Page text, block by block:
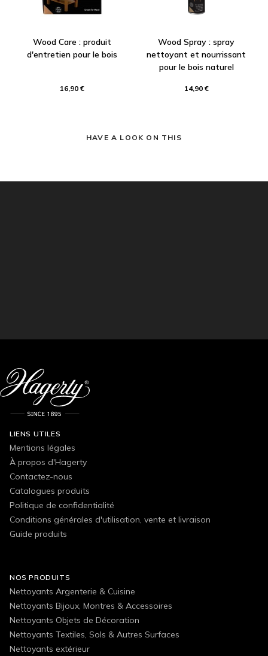
Wood Care : produit
d'entretien pour le bois
16,90 €
Wood Spray : spray
nettoyant et nourrissant
pour le bois naturel
14,90 €
HAVE A LOOK ON THIS
LIENS UTILES
Mentions légales
À propos d'Hagerty
Contactez-nous
Catalogues produits
Politique de confidentialité
Conditions générales d'utilisation, vente et livraison
Guide produits
NOS PRODUITS
Nettoyants Argenterie & Cuisine
Nettoyants Bijoux, Montres & Accessoires
Nettoyants Objets de Décoration
Nettoyants Textiles, Sols & Autres Surfaces
Nettoyants extérieur